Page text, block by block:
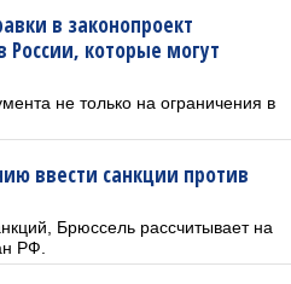
в законопроект
России, которые могут
не только на ограничения в
ввести санкции против
Брюссель рассчитывает на
РФ.